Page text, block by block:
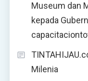
Museum dan
kepada
Milenia